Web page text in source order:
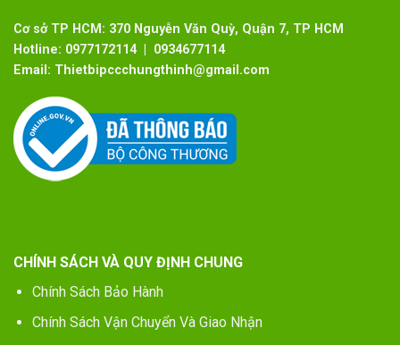
Cơ sở TP HCM: 370 Nguyễn Văn Quỳ, Quận 7, TP HCM
Hotline: 0977172114 | 0934677114
Email: Thietbipccchungthinh@gmail.com
CHÍNH SÁCH VÀ QUY ĐỊNH CHUNG
Chính Sách Bảo Hành
Chính Sách Vận Chuyển Và Giao Nhận